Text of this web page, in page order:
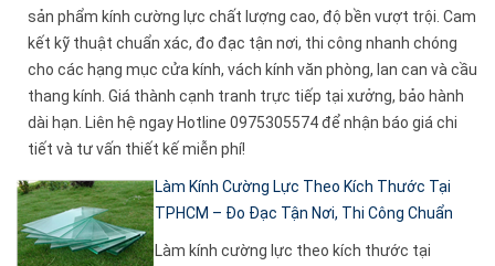
sản phẩm kính cường lực chất lượng cao, độ bền vượt trội. Cam
kết kỹ thuật chuẩn xác, đo đạc tận nơi, thi công nhanh chóng
cho các hạng mục cửa kính, vách kính văn phòng, lan can và cầu
thang kính. Giá thành cạnh tranh trực tiếp tại xưởng, bảo hành
dài hạn. Liên hệ ngay Hotline 0975305574 để nhận báo giá chi
tiết và tư vấn thiết kế miễn phí!
Làm Kính Cường Lực Theo Kích Thước Tại
TPHCM – Đo Đạc Tận Nơi, Thi Công Chuẩn
Làm kính cường lực theo kích thước tại